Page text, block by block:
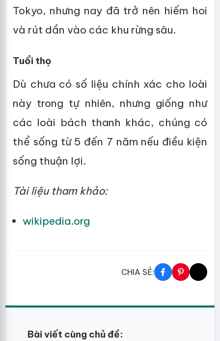
Tokyo, nhưng nay đã trở nên hiếm hoi
và rút dần vào các khu rừng sâu.
Tuổi thọ
Dù chưa có số liệu chính xác cho loài
này trong tự nhiên, nhưng giống như
các loài bách thanh khác, chúng có
thể sống từ 5 đến 7 năm nếu điều kiện
sống thuận lợi.
Tài liệu tham khảo:
wikipedia.org
CHIA SẺ:
Bài viết cùng chủ đề: